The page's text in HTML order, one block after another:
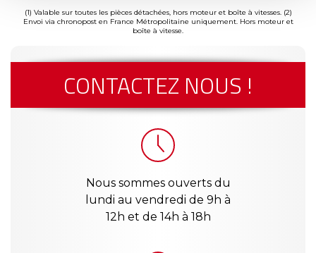
(1) Valable sur toutes les pièces détachées, hors moteur et boîte à vitesses. (2)
Envoi via chronopost en France Métropolitaine uniquement. Hors moteur et
boîte à vitesse.
CONTACTEZ NOUS !
Nous sommes ouverts du
lundi au vendredi de 9h à
12h et de 14h à 18h